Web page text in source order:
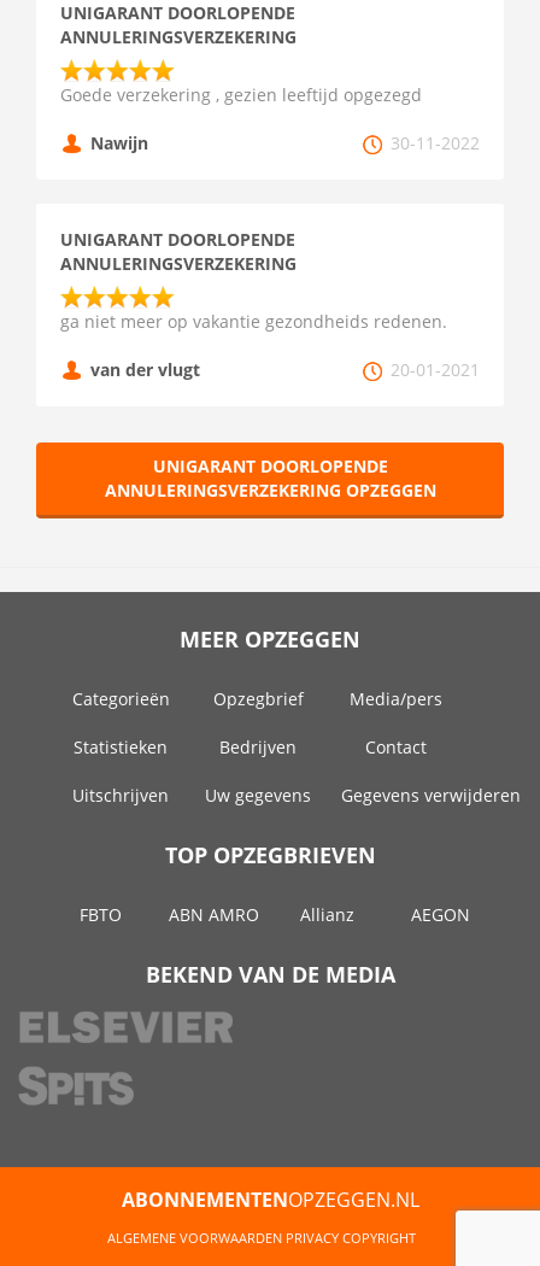
UNIGARANT DOORLOPENDE
ANNULERINGSVERZEKERING
Goede verzekering , gezien leeftijd opgezegd
Nawijn 30-11-2022
UNIGARANT DOORLOPENDE
ANNULERINGSVERZEKERING
ga niet meer op vakantie gezondheids redenen.
van der vlugt 20-01-2021
UNIGARANT DOORLOPENDE
ANNULERINGSVERZEKERING OPZEGGEN
MEER OPZEGGEN
Categorieën Opzegbrief Media/pers
Statistieken Bedrijven Contact
Uitschrijven Uw gegevens Gegevens verwijderen
TOP OPZEGBRIEVEN
FBTO ABN AMRO Allianz AEGON
BEKEND VAN DE MEDIA
ABONNEMENTENOPZEGGEN.NL
ALGEMENE VOORWAARDEN PRIVACY COPYRIGHT